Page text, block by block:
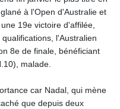
à l'Open d'Australie et
19e victoire d'affilée,
l'Australien
8e de finale, bénéficiant
malade.
car Nadal, qui mène
que depuis deux